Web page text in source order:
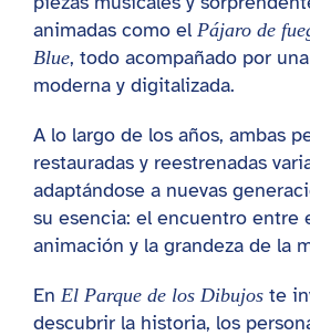
animadas como el Pájaro de
Blue, todo acompañado por
moderna y digitalizada.
A lo largo de los años, ambas
restauradas y reestrenadas
adaptándose a nuevas
su esencia: el encuentro entre
animación y la grandeza de la
En El Parque de los Dibujoste
descubrir la historia, los